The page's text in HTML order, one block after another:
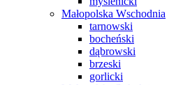
Małopolska Wschodnia
tarnowski
bocheński
dąbrowski
brzeski
gorlicki